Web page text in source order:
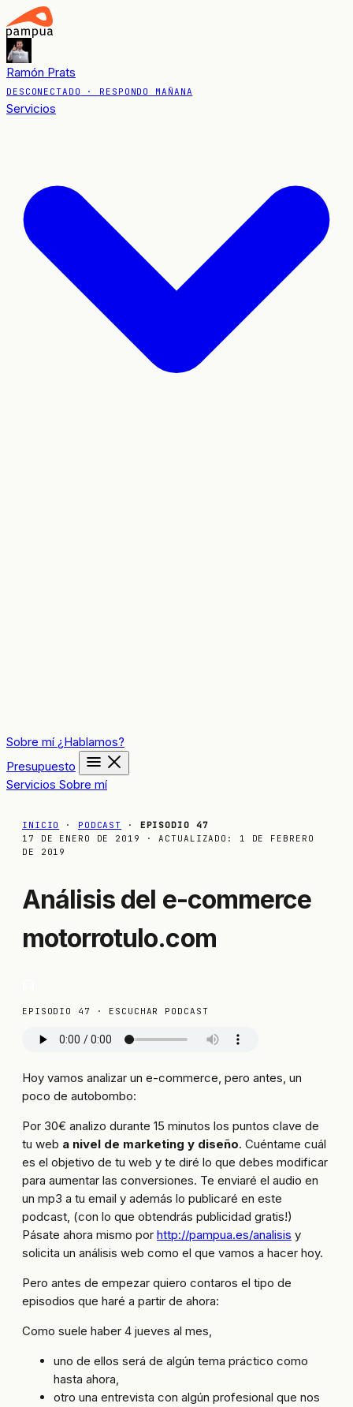
Ramón Prats
DESCONECTADO · RESPONDO MAÑANA
Servicios
Sobre mí ¿Hablamos?
Presupuesto
Servicios Sobre mí
INICIO · PODCAST · EPISODIO 47
17 DE ENERO DE 2019
· ACTUALIZADO: 1 DE FEBRERO
DE 2019
Análisis del e-commerce
motorrotulo.com
EPISODIO 47 · ESCUCHAR PODCAST
Hoy vamos analizar un e-commerce, pero antes, un
poco de autobombo:
Por 30€ analizo durante 15 minutos los puntos clave de
tu web a nivel de marketing y diseño. Cuéntame cuál
es el objetivo de tu web y te diré lo que debes modificar
para aumentar las conversiones. Te enviaré el audio en
un mp3 a tu email y además lo publicaré en este
podcast, (con lo que obtendrás publicidad gratis!)
Pásate ahora mismo por http://pampua.es/analisis y
solicita un análisis web como el que vamos a hacer hoy.
Pero antes de empezar quiero contaros el tipo de
episodios que haré a partir de ahora:
Como suele haber 4 jueves al mes,
uno de ellos será de algún tema práctico como
hasta ahora,
otro una entrevista con algún profesional que nos